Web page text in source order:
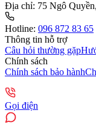
Địa chỉ: 75 Ngô
Hotline: 096 872 83 65
Thông tin hỗ trợ
Câu hỏi thường gặp
Chính sách
Chính sách bảo hành
Gọi điện